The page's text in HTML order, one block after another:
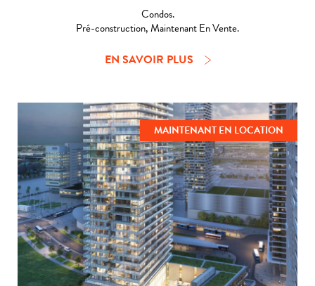
Condos.
Pré-construction, Maintenant En Vente.
EN SAVOIR PLUS
MAINTENANT EN LOCATION